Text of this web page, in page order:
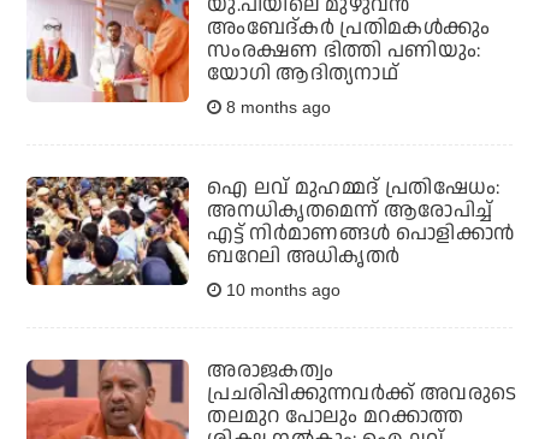
അംബേദ്കര്‍ പ്രതിമകള്‍ക്കും
സംരക്ഷണ ഭിത്തി പണിയും:
യോഗി ആദിത്യനാഥ്
8 months ago
ഐ ലവ് മുഹമ്മദ് പ്രതിഷേധം:
അനധികൃതമെന്ന് ആരോപിച്ച്
എട്ട് നിർമാണങ്ങൾ പൊളിക്കാൻ
ബറേലി അധികൃതർ
10 months ago
അരാജകത്വം
പ്രചരിപ്പിക്കുന്നവര്‍ക്ക് അവരുടെ
തലമുറ പോലും മറക്കാത്ത